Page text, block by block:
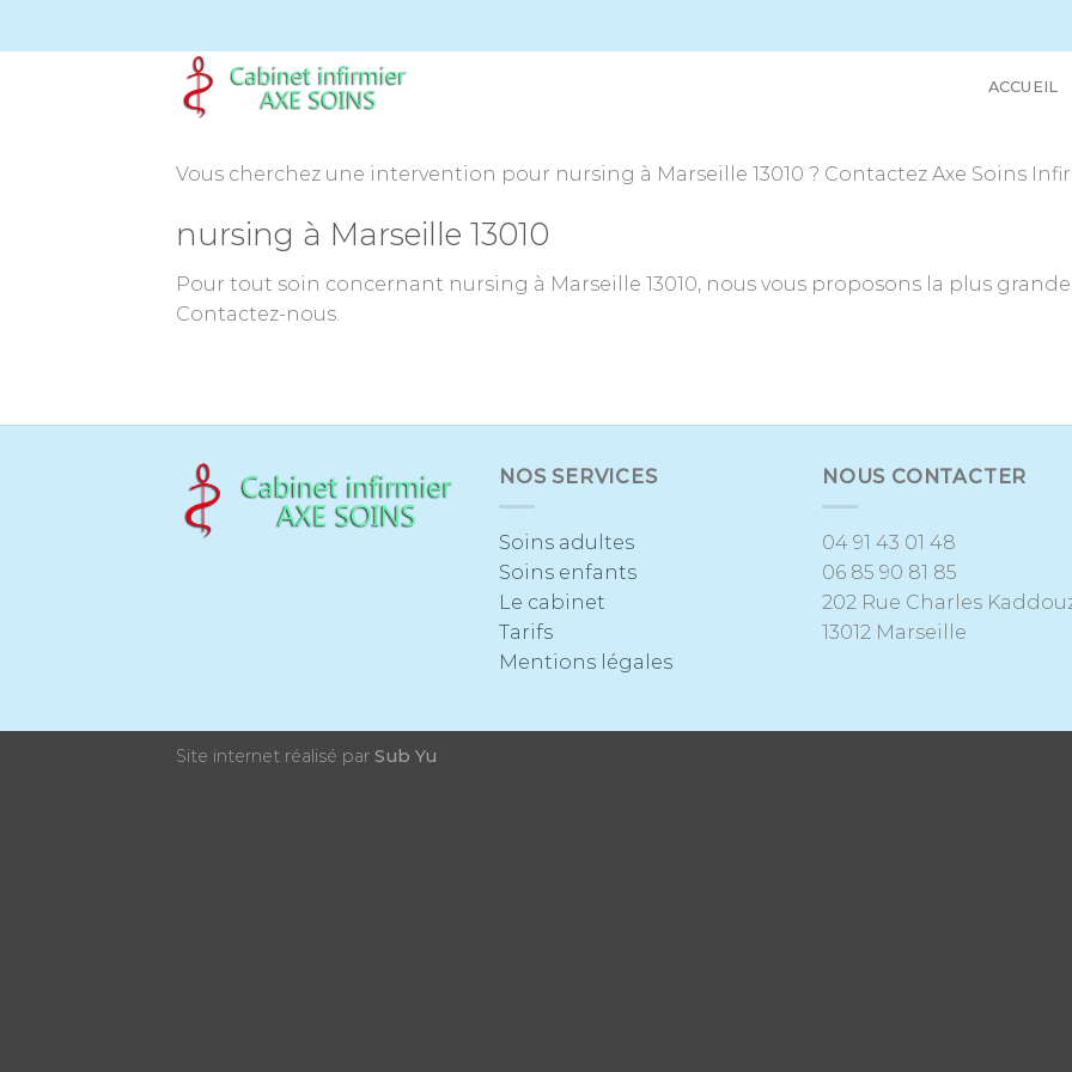
ACCUEIL
Vous cherchez une intervention pour nursing à Marseille 13010 ? Contactez Axe Soins
nursing à Marseille 13010
Pour tout soin concernant nursing à Marseille 13010, nous vous proposons la plus
Contactez-nous.
NOS SERVICES
Soins adultes
Soins enfants
Le cabinet
Tarifs
Mentions légales
NOUS CONTACTER
04 91 43 01 48
06 85 90 81 85
202 Rue Charles
13012 Marseille
Site internet réalisé par Sub Yu